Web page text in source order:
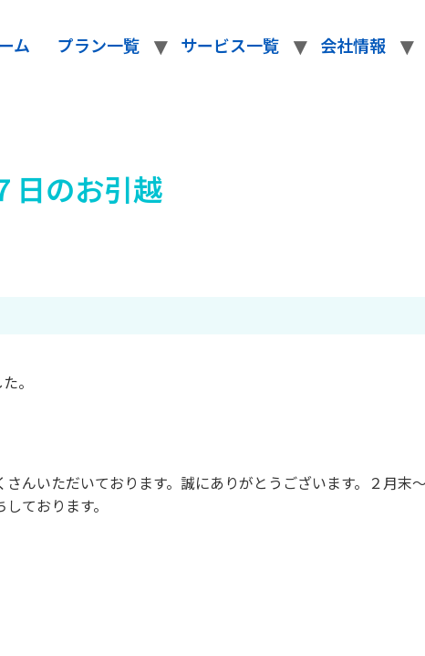
ム プラン一覧 サービス一覧 会社情報
日のお引越
。
んいただいております。誠にありがとうございます。２月末
ております。